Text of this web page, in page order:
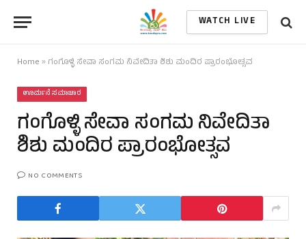
WATCH LIVE
Home » ಗಂಗೊಳ್ಳಿ ಸೇವಾ ಸಂಗಮ ನಿವೇದಿತಾ ಶಿಶು ಮಂದಿರ ಪ್ರಾರಂಭೋತ್ಸವ
ಊರ್ಮನೆ ಸಮಾಚಾರ
ಗಂಗೊಳ್ಳಿ ಸೇವಾ ಸಂಗಮ ನಿವೇದಿತಾ
ಶಿಶು ಮಂದಿರ ಪ್ರಾರಂಭೋತ್ಸವ
NO COMMENTS